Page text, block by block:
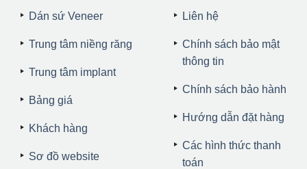
Dán sứ Veneer
Trung tâm niềng răng
Trung tâm implant
Bảng giá
Khách hàng
Sơ đồ website
Liên hệ
Chính sách bảo mật
thông tin
Chính sách bảo hành
Hướng dẫn đặt hàng
Các hình thức thanh
toán